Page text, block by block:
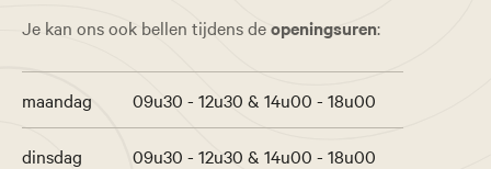
Je kan ons ook bellen tijdens deopeningsuren:
maandag 09u30 - 12u30 & 14u00 - 18u00
dinsdag 09u30 - 12u30 & 14u00 - 18u00